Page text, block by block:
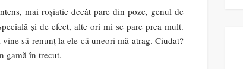
mai roșiatic decât pare din poze, genul de
și de efect, alte ori mi se pare prea mult.
să renunț la ele că uneori mă atrag. Ciudat?
gamă în trecut.